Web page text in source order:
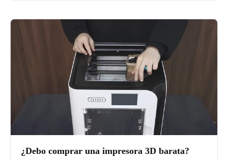
¿Debo comprar una impresora 3D barata?